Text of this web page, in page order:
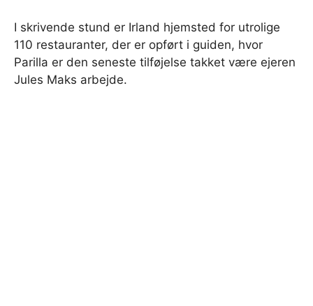
I skrivende stund er Irland hjemsted for utrolige
110 restauranter, der er opført i guiden, hvor
Parilla er den seneste tilføjelse takket være ejeren
Jules Maks arbejde.